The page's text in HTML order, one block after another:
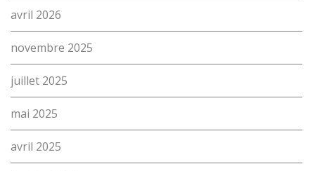
avril 2026
novembre 2025
juillet 2025
mai 2025
avril 2025